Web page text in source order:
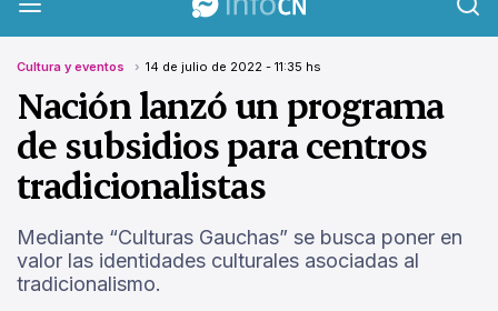
Cultura y eventos 14 de julio de 2022 - 11:35 hs
Nación lanzó un programa
de subsidios para centros
tradicionalistas
Mediante “Culturas Gauchas” se busca poner en
valor las identidades culturales asociadas al
tradicionalismo.